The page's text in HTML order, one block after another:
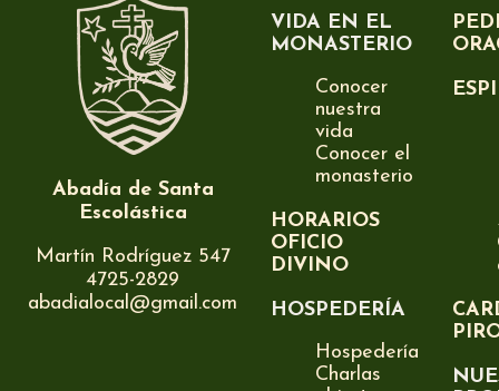
Abadía de Santa
Escolástica
Martín Rodríguez 547
4725-2829
abadialocal@gmail.com
VIDA EN EL
MONASTERIO
Conocer
nuestra
vida
Conocer el
monasterio
HORARIOS
OFICIO
DIVINO
HOSPEDERÍA
Hospedería
Charlas